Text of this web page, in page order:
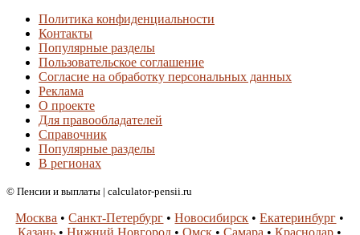
Политика конфиденциальности
Контакты
Популярные разделы
Пользовательское соглашение
Согласие на обработку персональных данных
Реклама
О проекте
Для правообладателей
Справочник
Популярные разделы
В регионах
© Пенсии и выплаты | calculator-pensii.ru
Москва •Санкт-Петербург •Новосибирск •Екатеринбург •